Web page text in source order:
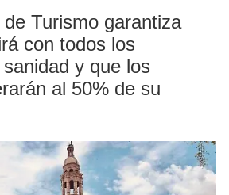
Turismo garantiza
con todos los
y que los
al 50% de su